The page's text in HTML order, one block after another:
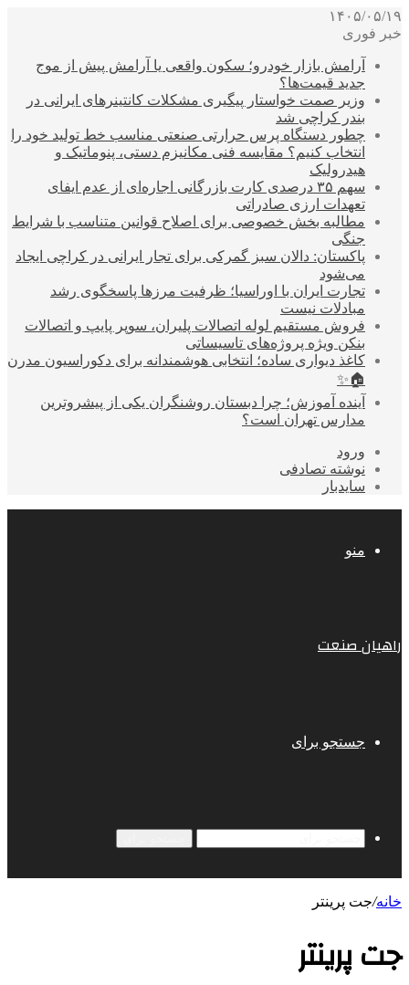
۱۴۰۵/۰۵/۱۹
خبر فوری
آرامش بازار خودرو؛ سکون واقعی یا آرامش پیش از موج
جدید قیمت‌ها؟
وزیر صمت خواستار پیگیری مشکلات کانتینرهای ایرانی در
بندر کراچی شد
چطور دستگاه پرس حرارتی صنعتی مناسب خط تولید خود را
انتخاب کنیم؟ مقایسه فنی مکانیزم دستی، پنوماتیک و
هیدرولیک
سهم ۳۵ درصدی کارت بازرگانی اجاره‌ای از عدم ایفای
تعهدات ارزی صادراتی
مطالبه بخش خصوصی برای اصلاح قوانین متناسب با شرایط
جنگی
پاکستان: دالان سبز گمرکی برای تجار ایرانی در کراچی ایجاد
می‌شود
تجارت ایران با اوراسیا؛ ظرفیت مرزها پاسخگوی رشد
مبادلات نیست
فروش مستقیم لوله اتصالات پلیران، سوپر پایپ و اتصالات
بنکن ویژه پروژه‌های تاسیساتی
کاغذ دیواری ساده؛ انتخابی هوشمندانه برای دکوراسیون مدرن
🏠✨
آینده آموزش؛ چرا دبستان روشنگران یکی از پیشروترین
مدارس تهران است؟
ورود
نوشته تصادفی
سایدبار
منو
راهیان صنعت
جستجو برای
خانه/جت پرینتر
جت پرینتر